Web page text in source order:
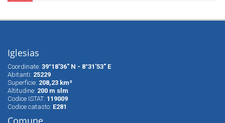
Iglesias
Coordinate: 39°18'36" N - 8°31'53" E
Abitanti: 25229
Superfìcie: 208,23 km²
Altitudine: 200 m slm
Codice ISTAT: 119009
Codice catasto: E281
Comune